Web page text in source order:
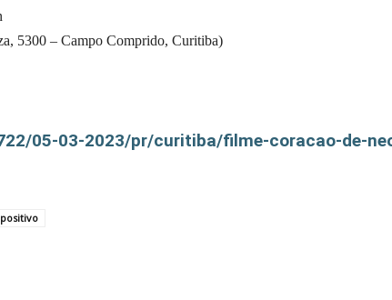
5300 – Campo Comprido, Curitiba)
05-03-2023/pr/curitiba/filme-coracao-de-